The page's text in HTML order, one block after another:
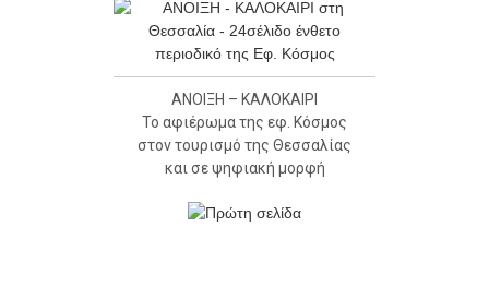
ΑΝΟΙΞΗ – ΚΑΛΟΚΑΙΡΙ
Το αφιέρωμα της εφ. Κόσμος
στον τουρισμό της Θεσσαλίας
και σε ψηφιακή μορφή